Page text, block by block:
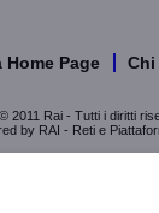
Page Chi
2011 Rai - Tutti i diritti
by RAI - Reti e